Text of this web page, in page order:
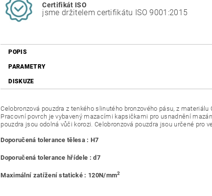
Certifikát ISO
jsme držitelem certifikátu ISO 9001:2015
POPIS
PARAMETRY
DISKUZE
Celobronzová pouzdra z tenkého slinutého bronzového pásu, z
Pracovní povrch je vybavený mazacími kapsičkami pro usnadnění
pouzdra jsou odolná vůči korozi. Celobronzová pouzdra jsou určené pro
Doporučená tolerance tělesa : H7
Doporučená tolerance hřídele : d7
Maximální zatížení statické : 120N/mm2